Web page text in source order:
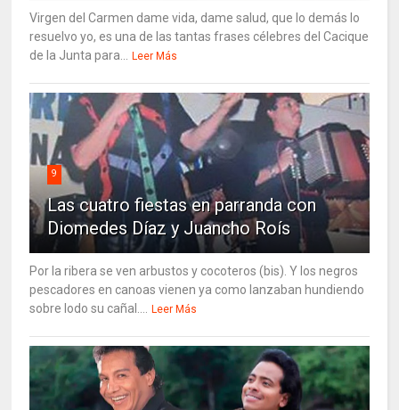
Virgen del Carmen dame vida, dame salud, que lo demás lo
resuelvo yo, es una de las tantas frases célebres del Cacique
de la Junta para... Leer Más
9
Las cuatro fiestas en parranda con
Diomedes Díaz y Juancho Roís
Por la ribera se ven arbustos y cocoteros (bis). Y los negros
pescadores en canoas vienen ya como lanzaban hundiendo
sobre lodo su cañal.... Leer Más